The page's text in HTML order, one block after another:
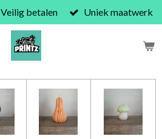
Veilig betalen Uniek maatwerk